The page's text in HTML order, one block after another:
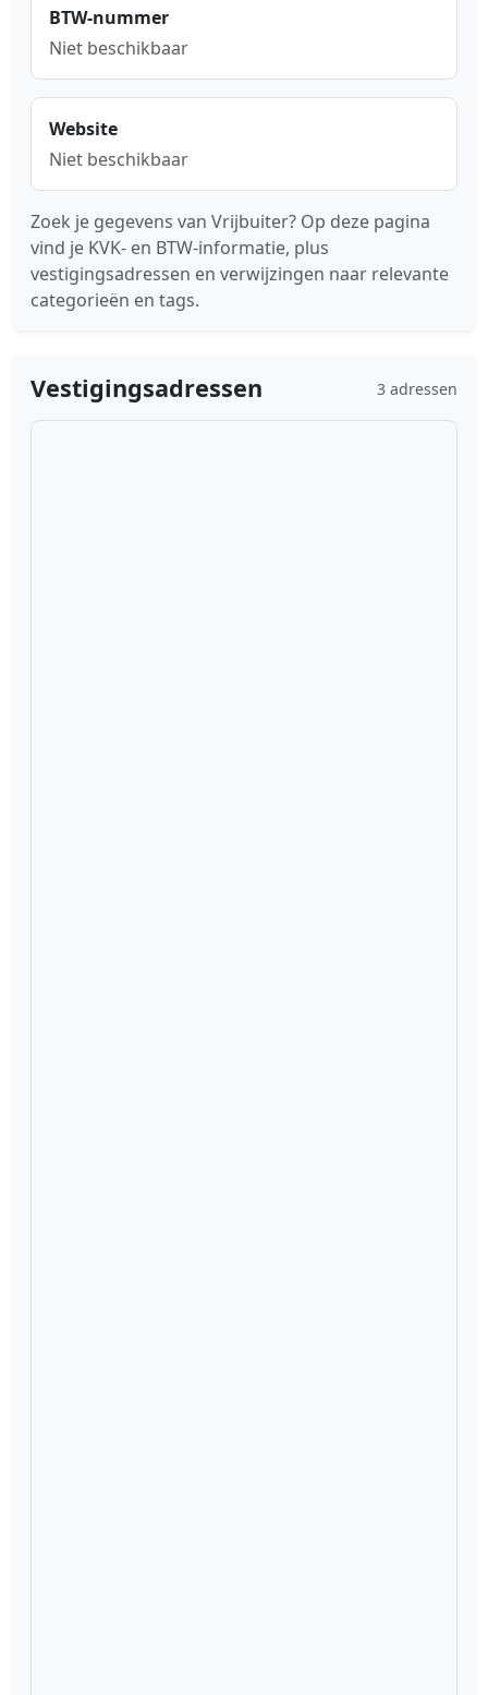
BTW-nummer
Niet beschikbaar
Website
Niet beschikbaar
Zoek je gegevens van Vrijbuiter? Op deze pagina
vind je KVK- en BTW-informatie, plus
vestigingsadressen en verwijzingen naar relevante
categorieën en tags.
Vestigingsadressen 3 adressen